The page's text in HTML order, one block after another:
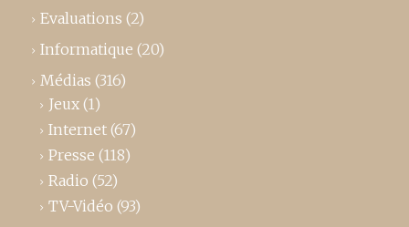
Evaluations (2)
Informatique (20)
Médias (316)
Jeux (1)
Internet (67)
Presse (118)
Radio (52)
TV-Vidéo (93)